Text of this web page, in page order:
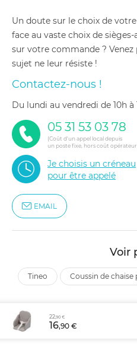
Un doute sur le choix de
face au vaste choix de
sur votre commande ?
sujet ne leur résiste !
Contactez-nous !
du lundi au vendredi de 10h à
05 31 53 03 78
(Coût d'un appel local depuis
un poste fixe, hors coût
Je choisis un créneau
pour être appelé
EMAIL
Voir
tineo coussin de chaise
22,90 €
16,90 €